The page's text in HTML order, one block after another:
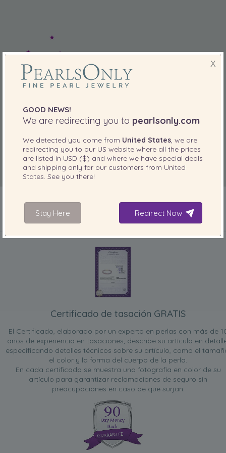
Certificado de tasación GRATIS
El Certificado, elaborado por un experto en perlas con más de
años de experiencia en tasaciones, describe su artículo en
especificando detalles técnicos sobre su artículo, como el
el color y la forma del cuerpo de la perla.
En cada certificado se muestra una fotografía en color de su
artículo para garantizar reclamaciones de seguro sin
preocupaciones en caso de que surjan.
X
GOOD NEWS!
We are redirecting you to pearlsonly.com
We detected you come from United States , we are
redirecting you to our US website where all the prices
are listed in USD ($) and where we have special deals
and shipping only for our customers from United
States . See you there!
Stay Here Redirect Now